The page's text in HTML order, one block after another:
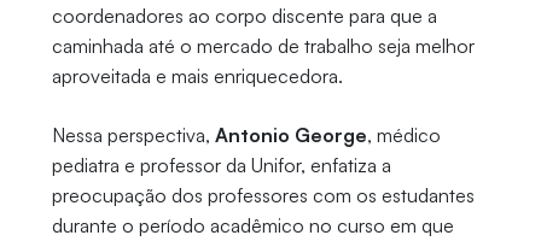
coordenadores ao corpo discente para que a
caminhada até o mercado de trabalho seja melhor
aproveitada e mais enriquecedora.
Nessa perspectiva, Antonio George, médico
pediatra e professor da Unifor, enfatiza a
preocupação dos professores com os estudantes
durante o período acadêmico no curso em que